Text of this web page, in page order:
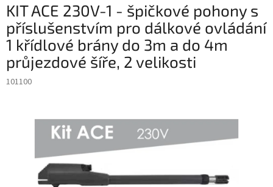
KIT ACE 230V-1 - špičkové pohony s
příslušenstvím pro dálkové ovládání
1 křídlové brány do 3m a do 4m
průjezdové šíře, 2 velikosti
101100